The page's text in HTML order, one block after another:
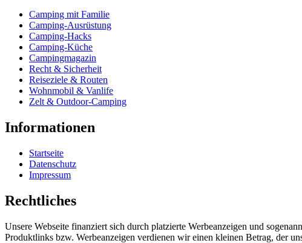
Camping mit Familie
Camping-Ausrüstung
Camping-Hacks
Camping-Küche
Campingmagazin
Recht & Sicherheit
Reiseziele & Routen
Wohnmobil & Vanlife
Zelt & Outdoor-Camping
Informationen
Startseite
Datenschutz
Impressum
Rechtliches
Unsere Webseite finanziert sich durch platzierte Werbeanzeigen und
Produktlinks bzw. Werbeanzeigen verdienen wir einen kleinen Betrag, der